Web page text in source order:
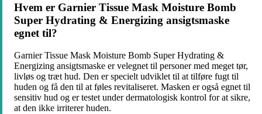
Hvem er Garnier Tissue Mask Moisture Bomb
Super Hydrating & Energizing ansigtsmaske
egnet til?
Garnier Tissue Mask Moisture Bomb Super Hydrating &
Energizing ansigtsmaske er velegnet til personer med meget tør,
livløs og træt hud. Den er specielt udviklet til at tilføre fugt til
huden og få den til at føles revitaliseret. Masken er også egnet til
sensitiv hud og er testet under dermatologisk kontrol for at sikre,
at den ikke irriterer huden.